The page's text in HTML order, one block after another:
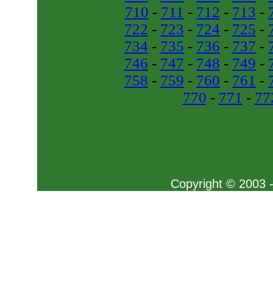
710 - 711 - 712 - 713 -
722 - 723 - 724 - 725 -
734 - 735 - 736 - 737 -
746 - 747 - 748 - 749 -
758 - 759 - 760 - 761 -
770 - 771 -
Copyright © 2003